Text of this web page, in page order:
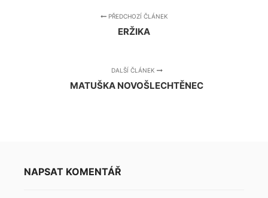
PŘEDCHOZÍ ČLÁNEK
ERŽIKA
DALŠÍ ČLÁNEK
MATUŠKA NOVOŠLECHTĚNEC
NAPSAT KOMENTÁŘ